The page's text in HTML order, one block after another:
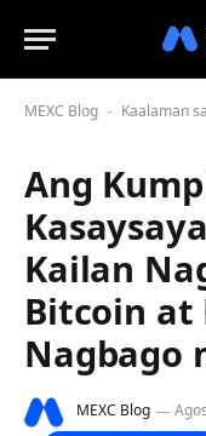
MEXC Blog - Kaalaman
Ang
Kailan
Bitcoin at
Nagbago
MEXC Blog